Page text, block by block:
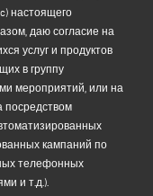
сайте Контролера
данные
информации,
информацию
отправку
материалов о
и т.д.; правовым
интерес
настоящего
даю согласие на
услуг и продуктов
в группу
мероприятий, или на
посредством
кампаний по
телефонных
и т.д.).